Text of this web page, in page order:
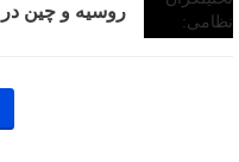
روسیه و چین